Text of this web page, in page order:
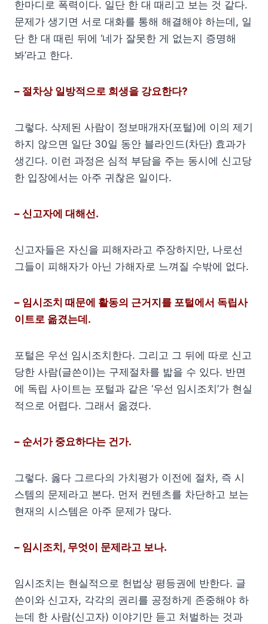
한마디로 폭력이다. 일단 한 대 때리고 보는 것 같다.
문제가 생기면 서로 대화를 통해 해결해야 하는데, 일
단 한 대 때린 뒤에 ‘네가 잘못한 게 없는지 증명해
봐’라고 한다.
– 절차상 일방적으로 희생을 강요한다?
그렇다. 삭제된 사람이 정보매개자(포털)에 이의 제기
하지 않으면 일단 30일 동안 블라인드(차단) 효과가
생긴다. 이런 과정은 심적 부담을 주는 동시에 신고당
한 입장에서는 아주 귀찮은 일이다.
– 신고자에 대해선.
신고자들은 자신을 피해자라고 주장하지만, 나로선
그들이 피해자가 아닌 가해자로 느껴질 수밖에 없다.
– 임시조치 때문에 활동의 근거지를 포털에서 독립사
이트로 옮겼는데.
포털은 우선 임시조치한다. 그리고 그 뒤에 따로 신고
당한 사람(글쓴이)는 구제절차를 밟을 수 있다. 반면
에 독립 사이트는 포털과 같은 ‘우선 임시조치’가 현실
적으로 어렵다. 그래서 옮겼다.
– 순서가 중요하다는 건가.
그렇다. 옳다 그르다의 가치평가 이전에 절차, 즉 시
스템의 문제라고 본다. 먼저 컨텐츠를 차단하고 보는
현재의 시스템은 아주 문제가 많다.
– 임시조치, 무엇이 문제라고 보나.
임시조치는 현실적으로 헌법상 평등권에 반한다. 글
쓴이와 신고자, 각각의 권리를 공정하게 존중해야 하
는데 한 사람(신고자) 이야기만 듣고 처벌하는 것과